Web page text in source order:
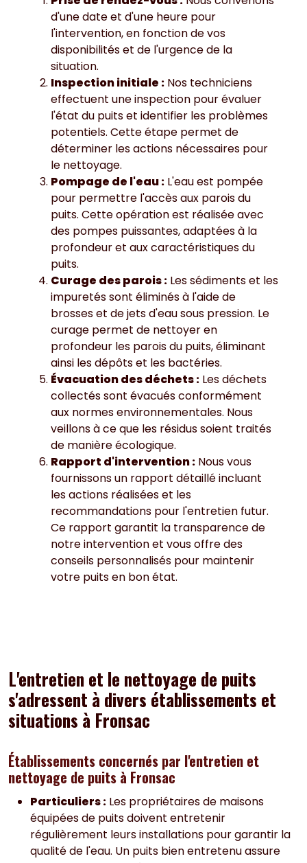
d'une date et d'une heure pour
l'intervention, en fonction de vos
disponibilités et de l'urgence de la
situation.
Inspection initiale : Nos techniciens
effectuent une inspection pour évaluer
l'état du puits et identifier les problèmes
potentiels. Cette étape permet de
déterminer les actions nécessaires pour
le nettoyage.
Pompage de l'eau : L'eau est pompée
pour permettre l'accès aux parois du
puits. Cette opération est réalisée avec
des pompes puissantes, adaptées à la
profondeur et aux caractéristiques du
puits.
Curage des parois : Les sédiments et les
impuretés sont éliminés à l'aide de
brosses et de jets d'eau sous pression. Le
curage permet de nettoyer en
profondeur les parois du puits, éliminant
ainsi les dépôts et les bactéries.
Évacuation des déchets : Les déchets
collectés sont évacués conformément
aux normes environnementales. Nous
veillons à ce que les résidus soient traités
de manière écologique.
Rapport d'intervention : Nous vous
fournissons un rapport détaillé incluant
les actions réalisées et les
recommandations pour l'entretien futur.
Ce rapport garantit la transparence de
notre intervention et vous offre des
conseils personnalisés pour maintenir
votre puits en bon état.
L'entretien et le nettoyage de puits
s'adressent à divers établissements et
situations à Fronsac
Établissements concernés par l'entretien et
nettoyage de puits à Fronsac
Particuliers : Les propriétaires de maisons
équipées de puits doivent entretenir
régulièrement leurs installations pour garantir la
qualité de l'eau. Un puits bien entretenu assure